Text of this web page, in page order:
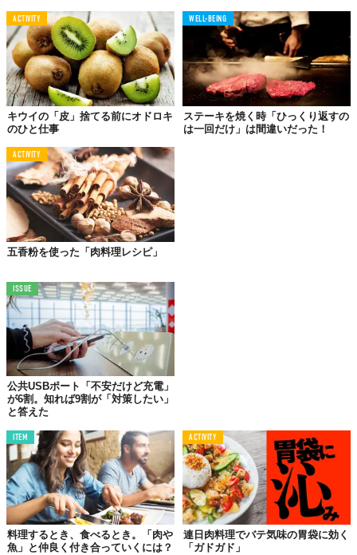
それは、お肉を「日本酒でひと晩浸け込む」という方法。
ちゃんと理由（メリット）があって、お肉の臭みを消すだけでな
く、日本酒の風味が加わり、さらにうま味成分グルタミン酸がお
肉に加わって、味わいが豊かになるんです。
たいメニューには、このうま味UPの“日本酒浸け”ぜひ挑戦してみ
てくださいね。
Text used with permission by
TABI LABO
この世界は、もっと広いはずだ。
ACTIVITY
キウイの「皮」捨てる前にオドロキ
のひと仕事
WELL-BEING
ステーキを焼く時「ひっくり返すの
は一回だけ」は間違いだった！
ACTIVITY
五香粉を使った「肉料理レシピ」
ISSUE
公共USBポート「不安だけど充電」
が6割。知れば9割が「対策したい」
と答えた
ITEM
料理するとき、食べるとき。「肉や
魚」と仲良く付き合っていくには？
ACTIVITY
連日肉料理でバテ気味の胃袋に効く
「ガドガド」